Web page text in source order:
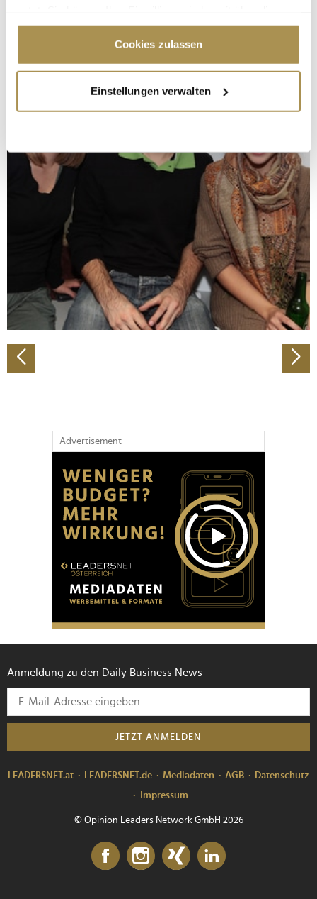
Cookie-Erklärung oder durch Klicken auf das Privacy
Trigger Symbol ändern oder widerrufen
Informationen über Ihre geografische Lage
erfassen, welche bis auf einige Meter genau sein
bestimmten Merkmalen (Fingerprinting) identifizieren
Erfahren Sie mehr darüber, wie Ihre persönlichen Daten
verarbeitet werden, und legen Sie Ihre Präferenzen im
Abschnitt Einzelheiten
Wir verwenden Cookies, um Inhalte und Anzeigen zu
personalisieren, Funktionen für soziale Medien anbieten
zu können und die Zugriffe auf unsere Website zu
analysieren. Außerdem geben wir Informationen zu Ihrer
Verwendung unserer Website an unsere Partner für
Partner führen diese Informationen möglicherweise mit
weiteren Daten zusammen, die Sie ihnen bereitgestellt
Cookies zulassen
Einstellungen verwalten
Advertisement
Anmeldung zu den Daily Business News
JETZT ANMELDEN
LEADERSNET.at LEADERSNET.de Mediadaten AGB
Datenschutz
Impressum
© Opinion Leaders Network GmbH 2026